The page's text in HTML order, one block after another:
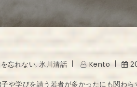
忘れない, 氷川清話 Kento
や学びを請う若者が多かったにも関わ